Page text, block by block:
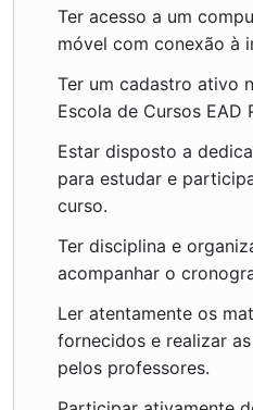
Ter acesso a um
móvel com conexão à
Ter um cadastro ativo
Escola de Cursos EAD
Estar disposto a
para estudar e
curso.
Ter disciplina e
acompanhar o
Ler atentamente os
fornecidos e realizar
pelos professores.